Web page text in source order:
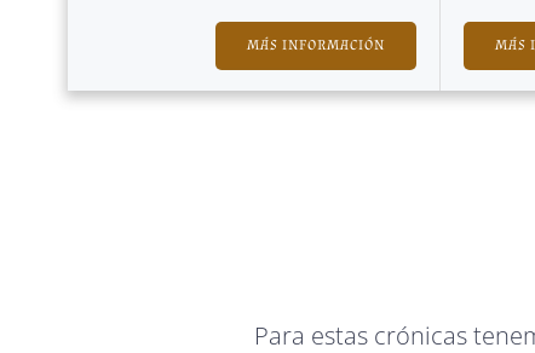
MÁS INFORMACIÓN MÁS
Para estas crónicas